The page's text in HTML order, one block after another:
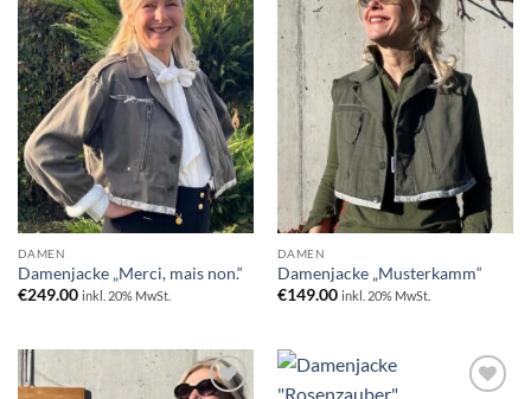
Zur
Wunschliste
hinzufügen
DAMEN
Damenjacke „Merci, mais non.“
€249.00 inkl. 20% MwSt.
Zur
Wunschliste
hinzufügen
DAMEN
Damenjacke „Musterkamm“
€149.00 inkl. 20% MwSt.